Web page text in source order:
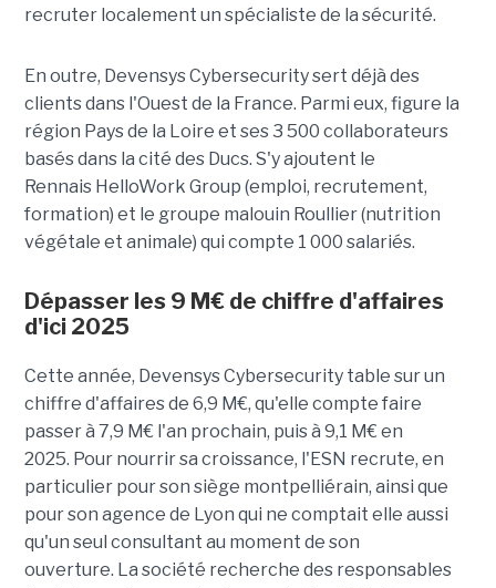
recruter localement un spécialiste de la sécurité.
En outre, DevensysCybersecuritysert déjà des
clients dans l'Ouest de la France. Parmi eux, figure la
région Pays de la Loire et ses 3 500 collaborateurs
basés dans la cité des Ducs. S'y ajoutent le
Rennais HelloWork Group (emploi, recrutement,
formation) et le groupe malouin Roullier(nutrition
végétale et animale) qui compte 1 000 salariés.
Dépasser les 9 M€de chiffre d'affaires
d'ici 2025
Cette année, DevensysCybersecuritytable sur un
chiffre d'affaires de 6,9 M€, qu'elle compte faire
passer à 7,9 M€ l'an prochain, puis à 9,1 M€ en
2025. Pour nourrir sa croissance, l' ESN recrute, en
particulier pour son siège montpelliérain, ainsi que
pour son agence de Lyon qui ne comptait elle aussi
qu'un seul consultant au moment de son
ouverture. La société recherche des responsables